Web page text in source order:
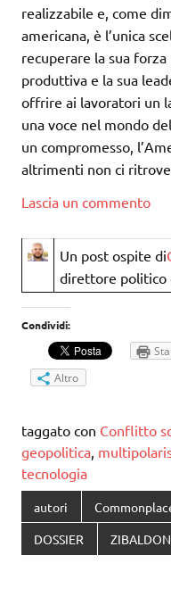
realizzabile e, come
americana, è l’unica
recuperare la sua
produttiva e la sua
offrire ai lavoratori un
una voce nel mondo
un compromesso,
altrimenti non ci
Lascia un commento
Un post ospite di
direttore politico
Condividi:
Altro
taggato con Conflitto
geopolitica
tecnologia
autori
DOSSIER